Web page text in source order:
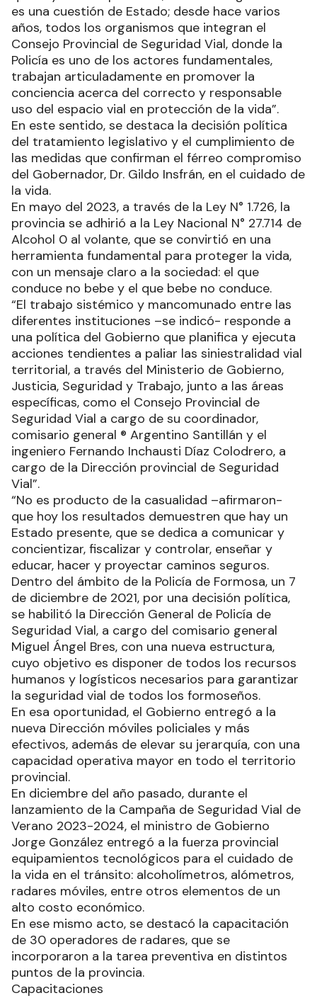
es una cuestión de Estado; desde hace varios
años, todos los organismos que integran el
Consejo Provincial de Seguridad Vial, donde la
Policía es uno de los actores fundamentales,
trabajan articuladamente en promover la
conciencia acerca del correcto y responsable
uso del espacio vial en protección de la vida”.
En este sentido, se destaca la decisión política
del tratamiento legislativo y el cumplimiento de
las medidas que confirman el férreo compromiso
del Gobernador, Dr. Gildo Insfrán, en el cuidado de
la vida.
En mayo del 2023, a través de la Ley N° 1.726, la
provincia se adhirió a la Ley Nacional N° 27.714 de
Alcohol 0 al volante, que se convirtió en una
herramienta fundamental para proteger la vida,
con un mensaje claro a la sociedad: el que
conduce no bebe y el que bebe no conduce.
“El trabajo sistémico y mancomunado entre las
diferentes instituciones –se indicó- responde a
una política del Gobierno que planifica y ejecuta
acciones tendientes a paliar las siniestralidad vial
territorial, a través del Ministerio de Gobierno,
Justicia, Seguridad y Trabajo, junto a las áreas
específicas, como el Consejo Provincial de
Seguridad Vial a cargo de su coordinador,
comisario general ® Argentino Santillán y el
ingeniero Fernando Inchausti Díaz Colodrero, a
cargo de la Dirección provincial de Seguridad
Vial”.
“No es producto de la casualidad –afirmaron-
que hoy los resultados demuestren que hay un
Estado presente, que se dedica a comunicar y
concientizar, fiscalizar y controlar, enseñar y
educar, hacer y proyectar caminos seguros.
Dentro del ámbito de la Policía de Formosa, un 7
de diciembre de 2021, por una decisión política,
se habilitó la Dirección General de Policía de
Seguridad Vial, a cargo del comisario general
Miguel Ángel Bres, con una nueva estructura,
cuyo objetivo es disponer de todos los recursos
humanos y logísticos necesarios para garantizar
la seguridad vial de todos los formoseños.
En esa oportunidad, el Gobierno entregó a la
nueva Dirección móviles policiales y más
efectivos, además de elevar su jerarquía, con una
capacidad operativa mayor en todo el territorio
provincial.
En diciembre del año pasado, durante el
lanzamiento de la Campaña de Seguridad Vial de
Verano 2023-2024, el ministro de Gobierno
Jorge González entregó a la fuerza provincial
equipamientos tecnológicos para el cuidado de
la vida en el tránsito: alcoholímetros, alómetros,
radares móviles, entre otros elementos de un
alto costo económico.
En ese mismo acto, se destacó la capacitación
de 30 operadores de radares, que se
incorporaron a la tarea preventiva en distintos
puntos de la provincia.
Capacitaciones